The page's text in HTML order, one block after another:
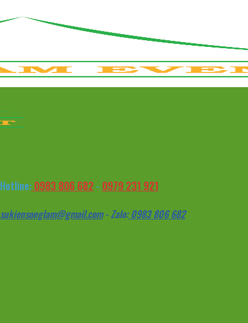
Hotline:0983 806 682- 0979 231 921
sukiensonglam@gmail.com- Zalo:0983 806 682